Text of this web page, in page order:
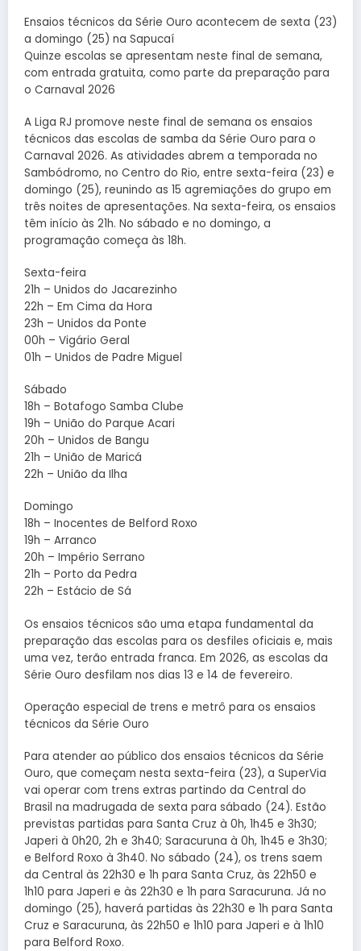
Ensaios técnicos da Série Ouro acontecem de sexta (23)
a domingo (25) na Sapucaí
Quinze escolas se apresentam neste final de semana,
com entrada gratuita, como parte da preparação para
o Carnaval 2026
A Liga RJ promove neste final de semana os ensaios
técnicos das escolas de samba da Série Ouro para o
Carnaval 2026. As atividades abrem a temporada no
Sambódromo, no Centro do Rio, entre sexta-feira (23) e
domingo (25), reunindo as 15 agremiações do grupo em
três noites de apresentações. Na sexta-feira, os ensaios
têm início às 21h. No sábado e no domingo, a
programação começa às 18h.
Sexta-feira
21h – Unidos do Jacarezinho
22h – Em Cima da Hora
23h – Unidos da Ponte
00h – Vigário Geral
01h – Unidos de Padre Miguel
Sábado
18h – Botafogo Samba Clube
19h – União do Parque Acari
20h – Unidos de Bangu
21h – União de Maricá
22h – União da Ilha
Domingo
18h – Inocentes de Belford Roxo
19h – Arranco
20h – Império Serrano
21h – Porto da Pedra
22h – Estácio de Sá
Os ensaios técnicos são uma etapa fundamental da
preparação das escolas para os desfiles oficiais e, mais
uma vez, terão entrada franca. Em 2026, as escolas da
Série Ouro desfilam nos dias 13 e 14 de fevereiro.
Operação especial de trens e metrô para os ensaios
técnicos da Série Ouro
Para atender ao público dos ensaios técnicos da Série
Ouro, que começam nesta sexta-feira (23), a SuperVia
vai operar com trens extras partindo da Central do
Brasil na madrugada de sexta para sábado (24). Estão
previstas partidas para Santa Cruz à 0h, 1h45 e 3h30;
Japeri à 0h20, 2h e 3h40; Saracuruna à 0h, 1h45 e 3h30;
e Belford Roxo à 3h40. No sábado (24), os trens saem
da Central às 22h30 e 1h para Santa Cruz, às 22h50 e
1h10 para Japeri e às 22h30 e 1h para Saracuruna. Já no
domingo (25), haverá partidas às 22h30 e 1h para Santa
Cruz e Saracuruna, às 22h50 e 1h10 para Japeri e à 1h10
para Belford Roxo.